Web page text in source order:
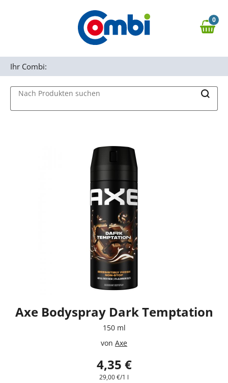
Zur Navigation springen
0,00 €
0
Nach Produkten suchen
Ihr Combi:
Axe Bodyspray Dark Temptation
150 ml
von Axe
4,35 €
29,00 €/1 l